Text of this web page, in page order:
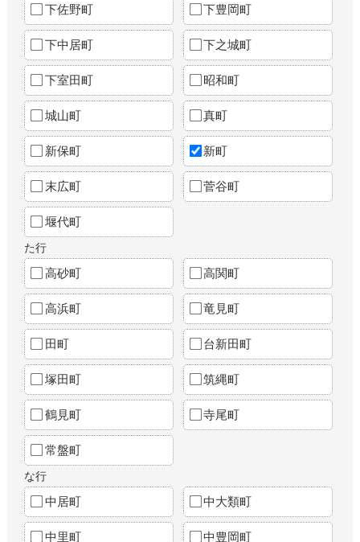
下佐野町 下豊岡町
下中居町 下之城町
下室田町 昭和町
城山町 真町
新保町 新町
末広町 菅谷町
堰代町
た行
高砂町 高関町
高浜町 竜見町
田町 台新田町
塚田町 筑縄町
鶴見町 寺尾町
常盤町
な行
中居町 中大類町
中里町 中豊岡町